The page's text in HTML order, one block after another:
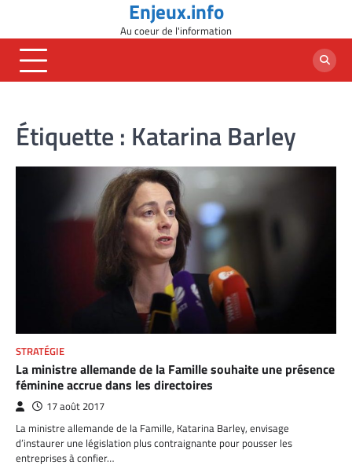
content
Enjeux.info
Au coeur de l'information
Étiquette : Katarina Barley
STRATÉGIE
La ministre allemande de la Famille souhaite une présence
féminine accrue dans les directoires
17 août 2017
La ministre allemande de la Famille, Katarina Barley, envisage
d’instaurer une législation plus contraignante pour pousser les
entreprises à confier…